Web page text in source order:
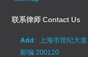
联系律师 Contact Us
Add: 上海市世纪大
邮编:200120